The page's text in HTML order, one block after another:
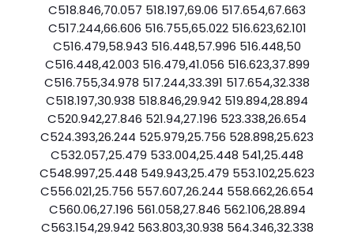
C518.846,70.057 518.197,69.06 517.654,67.663
C517.244,66.606 516.755,65.022 516.623,62.101
C516.479,58.943 516.448,57.996 516.448,50
C516.448,42.003 516.479,41.056 516.623,37.899
C516.755,34.978 517.244,33.391 517.654,32.338
C518.197,30.938 518.846,29.942 519.894,28.894
C520.942,27.846 521.94,27.196 523.338,26.654
C524.393,26.244 525.979,25.756 528.898,25.623
C532.057,25.479 533.004,25.448 541,25.448
C548.997,25.448 549.943,25.479 553.102,25.623
C556.021,25.756 557.607,26.244 558.662,26.654
C560.06,27.196 561.058,27.846 562.106,28.894
C563.154,29.942 563.803,30.938 564.346,32.338